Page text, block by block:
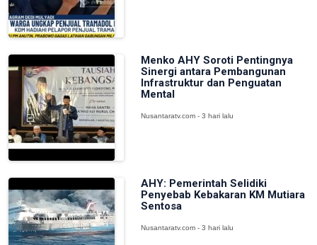
Menko AHY Soroti Pentingnya
Sinergi antara Pembangunan
Infrastruktur dan Penguatan
Mental
Nusantaratv.com - 3 hari lalu
AHY: Pemerintah Selidiki
Penyebab Kebakaran KM Mutiara
Sentosa
Nusantaratv.com - 3 hari lalu